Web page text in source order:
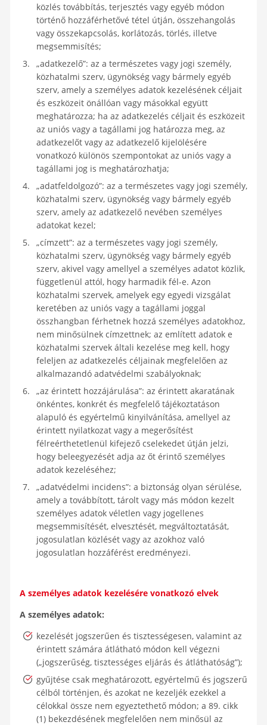
közlés továbbítás, terjesztés vagy egyéb módon
történő hozzáférhetővé tétel útján, összehangolás
vagy összekapcsolás, korlátozás, törlés, illetve
megsemmisítés;
„adatkezelő”: az a természetes vagy jogi személy,
közhatalmi szerv, ügynökség vagy bármely egyéb
szerv, amely a személyes adatok kezelésének céljait
és eszközeit önállóan vagy másokkal együtt
meghatározza; ha az adatkezelés céljait és eszközeit
az uniós vagy a tagállami jog határozza meg, az
adatkezelőt vagy az adatkezelő kijelölésére
vonatkozó különös szempontokat az uniós vagy a
tagállami jog is meghatározhatja;
„adatfeldolgozó”: az a természetes vagy jogi személy,
közhatalmi szerv, ügynökség vagy bármely egyéb
szerv, amely az adatkezelő nevében személyes
adatokat kezel;
„címzett”: az a természetes vagy jogi személy,
közhatalmi szerv, ügynökség vagy bármely egyéb
szerv, akivel vagy amellyel a személyes adatot közlik,
függetlenül attól, hogy harmadik fél-e. Azon
közhatalmi szervek, amelyek egy egyedi vizsgálat
keretében az uniós vagy a tagállami joggal
összhangban férhetnek hozzá személyes adatokhoz,
nem minősülnek címzettnek; az említett adatok e
közhatalmi szervek általi kezelése meg kell, hogy
feleljen az adatkezelés céljainak megfelelően az
alkalmazandó adatvédelmi szabályoknak;
„az érintett hozzájárulása”: az érintett akaratának
önkéntes, konkrét és megfelelő tájékoztatáson
alapuló és egyértelmű kinyilvánítása, amellyel az
érintett nyilatkozat vagy a megerősítést
félreérthetetlenül kifejező cselekedet útján jelzi,
hogy beleegyezését adja az őt érintő személyes
adatok kezeléséhez;
„adatvédelmi incidens”: a biztonság olyan sérülése,
amely a továbbított, tárolt vagy más módon kezelt
személyes adatok véletlen vagy jogellenes
megsemmisítését, elvesztését, megváltoztatását,
jogosulatlan közlését vagy az azokhoz való
jogosulatlan hozzáférést eredményezi.
A személyes adatok kezelésére vonatkozó elvek
A személyes adatok:
kezelését jogszerűen és tisztességesen, valamint az
érintett számára átlátható módon kell végezni
(„jogszerűség, tisztességes eljárás és átláthatóság”);
gyűjtése csak meghatározott, egyértelmű és jogszerű
célból történjen, és azokat ne kezeljék ezekkel a
célokkal össze nem egyeztethető módon; a 89. cikk
(1) bekezdésének megfelelően nem minősül az